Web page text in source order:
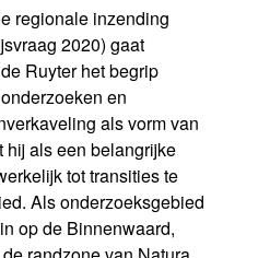
regionale inzending
2020) gaat
Ruyter het begrip
en
als vorm van
als een belangrijke
tot transities te
Als onderzoeksgebied
op de Binnenwaard,